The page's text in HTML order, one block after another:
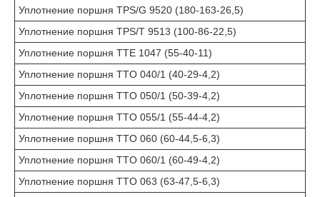
Уплотнение поршня TPS/G 9520 (180-163-26,5)
Уплотнение поршня TPS/Т 9513 (100-86-22,5)
Уплотнение поршня TTE 1047 (55-40-11)
Уплотнение поршня TTO 040/1 (40-29-4,2)
Уплотнение поршня TTO 050/1 (50-39-4,2)
Уплотнение поршня TTO 055/1 (55-44-4,2)
Уплотнение поршня TTO 060 (60-44,5-6,3)
Уплотнение поршня TTO 060/1 (60-49-4,2)
Уплотнение поршня TTO 063 (63-47,5-6,3)